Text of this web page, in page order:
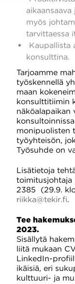
myös
tarvittaessa
Kaupallista
konsulttina.
Tarjoamme
työskennellä
maan
konsulttitiimin
näköalapaikan
monipuolisten
työyhteisön,
Työsuhde on
Lisätietoja
toimitusjohtaja
2385 (29.9. klo
riikka@tekir.fi.
Tee
2023.
Sisällytä
liitä mukaan
LinkedIn-
ikäisiä, eri
kulttuuri- ja